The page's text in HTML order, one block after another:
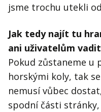
jsme trochu utekli
Jak tedy najít tu
ani uživatelům
Pokud zůstaneme u
horskými koly, tak
nemusí vůbec
spodní části